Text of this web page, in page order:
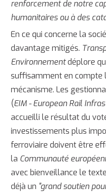
renforcement de notre
humanitaires ou à des
En ce qui concerne la
davantage mitigés.
Environnementdéplore
suffisamment en compte
mécanisme. Les
(EIM - European Rail
accueilli le résultat du
investissements plus
ferroviaire doivent être
la Communauté
avec bienveillance le
déjà un "grand soutien